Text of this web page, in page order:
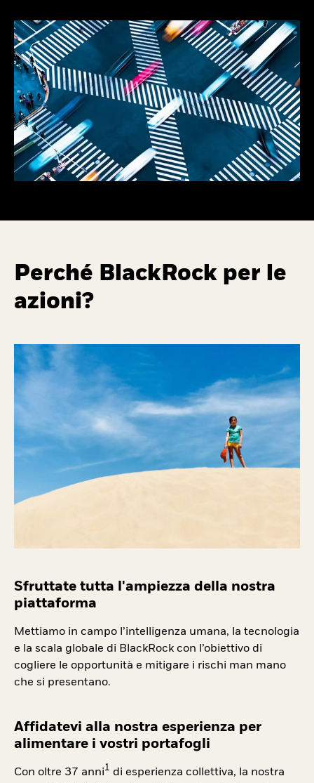
Perché BlackRock per le
azioni?
Sfruttate tutta l'ampiezza della nostra
piattaforma
Mettiamo in campo l’intelligenza umana, la tecnologia
e la scala globale di BlackRock con l’obiettivo di
cogliere le opportunità e mitigare i rischi man mano
che si presentano.
Affidatevi alla nostra esperienza per
alimentare i vostri portafogli
Con oltre 37 anni1 di esperienza collettiva, la nostra